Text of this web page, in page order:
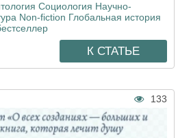
Социология Научно-
Non-fiction Глобальная история
К СТАТЬЕ
133